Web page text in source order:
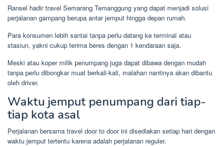
Ransel hadir travel Semarang Temanggung yang dapat menjadi solusi
perjalanan gampang berupa antar jemput hingga depan rumah.
Para konsumen lebih santai tanpa perlu datang ke terminal atau
stasiun, yakni cukup terima beres dengan 1 kendaraan saja.
Meski atau koper milik penumpang juga dapat dibawa dengan mudah
tanpa perlu dibongkar muat berkali-kali, malahan nantinya akan dibantu
oleh driver.
Waktu jemput penumpang dari tiap-
tiap kota asal
Perjalanan bersama travel door to door ini disediakan setiap hari dengan
waktu jemput tertentu karena adalah perjalanan reguler.